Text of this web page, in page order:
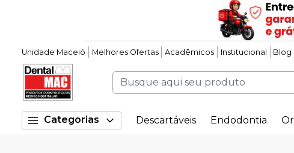
Unidade Maceió Melhores Ofertas Acadêmicos Institucional Blog
Categorias Descartáveis Endodontia